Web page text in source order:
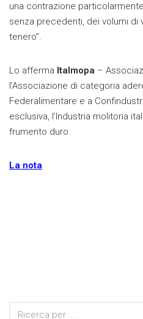
una contrazione
senza precedenti, dei volumi di
tenero”.
Lo afferma Italmopa –
l’Associazione di categoria
Federalimentare e a
esclusiva, l’Industria molitoria
frumento duro.
La nota